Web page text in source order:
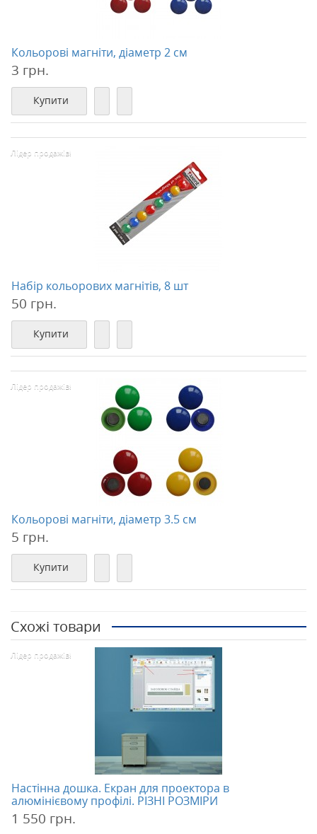
Кольорові магніти, діаметр 2 см
3 грн.
Купити
Лідер продажів!
Набір кольорових магнітів, 8 шт
50 грн.
Купити
Лідер продажів!
Кольорові магніти, діаметр 3.5 см
5 грн.
Купити
Схожі товари
Лідер продажів!
Настінна дошка. Екран для проектора в
алюмінієвому профілі. РІЗНІ РОЗМІРИ
1 550 грн.